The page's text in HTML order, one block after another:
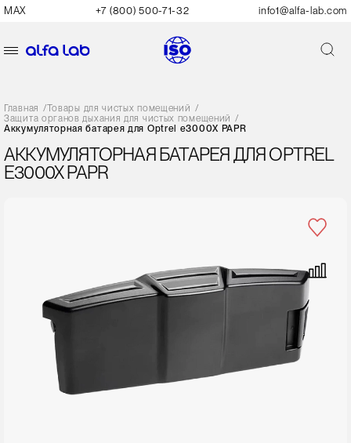
MAX +7 (800) 500-71-32 info1@alfa-lab.com
Главная /Товары для чистых помещений /
Защита органов дыхания для чистых помещений /
Аккумуляторная батарея для Optrel e3000X PAPR
АККУМУЛЯТОРНАЯ БАТАРЕЯ ДЛЯ OPTREL
E3000X PAPR